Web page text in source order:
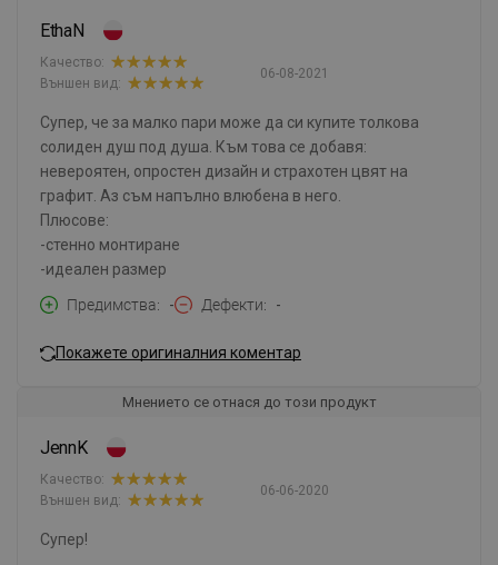
EthaN
06-08-2021
Качество:
Външен вид:
Супер, че за малко пари може да си купите толкова
солиден душ под душа. Към това се добавя:
невероятен, опростен дизайн и страхотен цвят на
графит. Аз съм напълно влюбена в него.
Плюсове:
-стенно монтиране
-идеален размер
Предимства
- Дефекти -
Покажете оригиналния коментар
Мнението се отнася до този продукт
JennK
06-06-2020
Качество:
Външен вид:
Супер!